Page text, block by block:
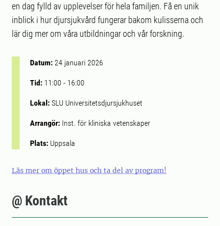
en dag fylld av upplevelser för hela familjen. Få en unik
inblick i hur djursjukvård fungerar bakom kulisserna och
lär dig mer om våra utbildningar och vår forskning.
Datum: 24 januari 2026
Tid: 11:00 - 16:00
Lokal: SLU Universitetsdjursjukhuset
Arrangör: Inst. för kliniska vetenskaper
Plats: Uppsala
Läs mer om öppet hus och ta del av program!
@ Kontakt